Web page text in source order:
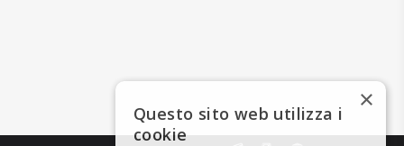
×
Questo sito web utilizza i
cookie